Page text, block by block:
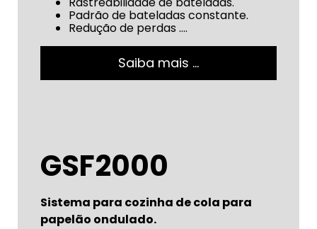
Padrão de bateladas constante.
Redução de perdas ….
Saiba mais …
GSF2000
Sistema para cozinha de cola para
papelão ondulado.